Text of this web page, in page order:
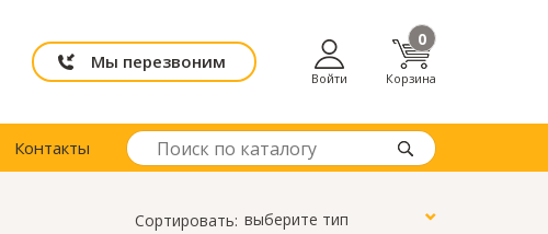
Мы перезвоним
Войти Корзина
0
Контакты
Сортировать: выберите тип